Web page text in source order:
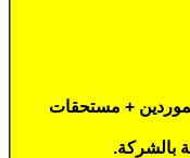
+ مستحقات
بالشركة.